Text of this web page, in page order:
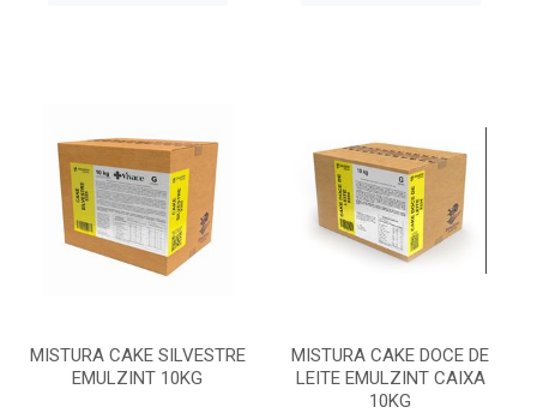
MISTURA CAKE SILVESTRE
EMULZINT 10KG
MISTURA CAKE DOCE DE
LEITE EMULZINT CAIXA
10KG